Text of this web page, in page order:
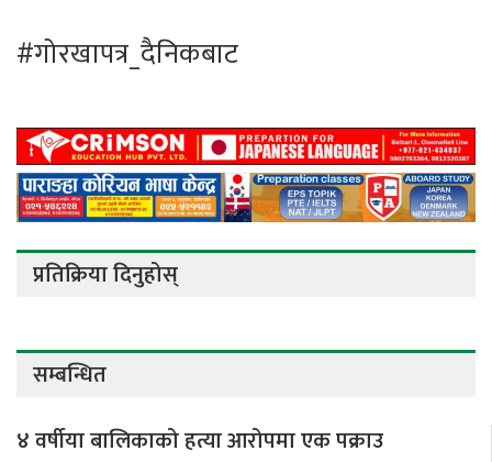
#गोरखापत्र_दैनिकबाट
प्रतिक्रिया दिनुहोस्
सम्बन्धित
४ वर्षीया बालिकाको हत्या आरोपमा एक पक्राउ